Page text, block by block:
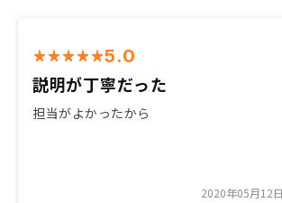
5.0
説明が丁寧だった
担当がよかったから
2020年05月12日